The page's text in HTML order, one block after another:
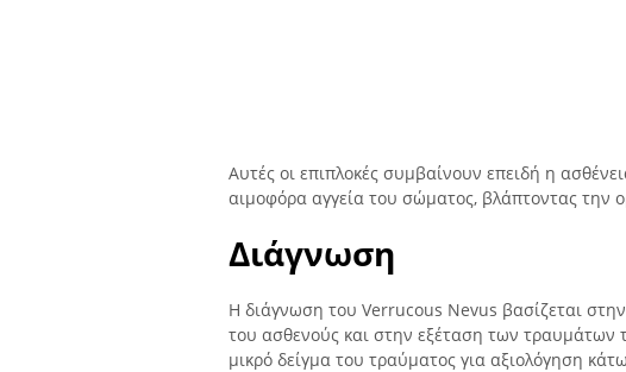
Αυτές οι επιπλοκές συμβαίνουν επειδή η
αιμοφόρα αγγεία του σώματος, βλάπτοντας
Διάγνωση
Η διάγνωση του Verrucous Nevus βασίζεται
του ασθενούς και στην εξέταση των τραυμάτων
μικρό δείγμα του τραύματος για αξιολόγηση